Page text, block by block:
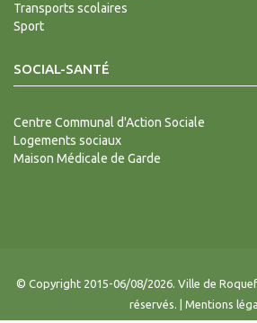
Transports scolaires
Sport
SOCIAL-SANTÉ
Centre Communal d'Action Sociale
Logements sociaux
Maison Médicale de Garde
© Copyright 2015-06/08/2026. Ville de
réservés. | Mentions